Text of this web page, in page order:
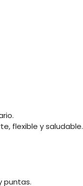
flexible y saludable.
puntas.